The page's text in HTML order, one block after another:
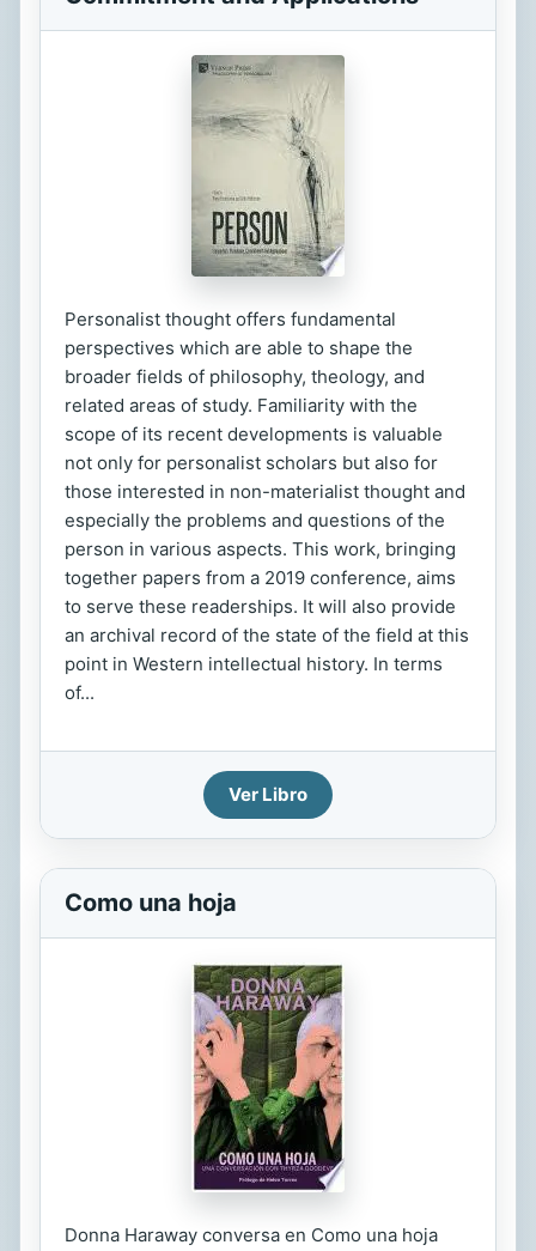
Personalist thought offers fundamental
perspectives which are able to shape the
broader fields of philosophy, theology, and
related areas of study. Familiarity with the
scope of its recent developments is valuable
not only for personalist scholars but also for
those interested in non-materialist thought and
especially the problems and questions of the
person in various aspects. This work, bringing
together papers from a 2019 conference, aims
to serve these readerships. It will also provide
an archival record of the state of the field at this
point in Western intellectual history. In terms
of...
Ver Libro
Como una hoja
Donna Haraway conversa en Como una hoja